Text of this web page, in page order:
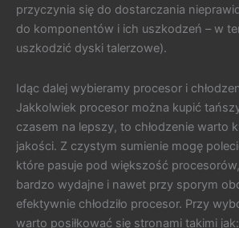
przyczynia się do dostarczania
do komponentów i ich uszkodzeń – w
uszkodzić dyski talerzowe).
Idąc dalej wybieramy procesor i
Jakkolwiek procesor można kupić
czasem na lepszy, to chłodzenie warto
jakości. Z czystym sumienie mogę
które pasuje pod większość
bardzo wydajne i nawet przy sporym
efektywnie chłodziło procesor. Przy
warto posiłkować się stronami takimi jak: